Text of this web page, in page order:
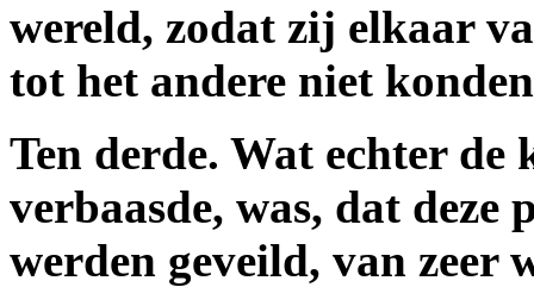
wereld, zodat zij elkaar
tot het andere niet
Ten derde. Wat echter
verbaasde, was, dat deze
werden geveild, van zeer